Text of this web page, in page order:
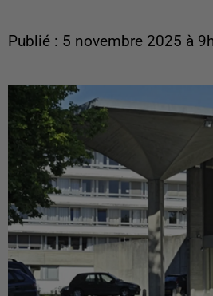
Publié : 5 novembre 2025 à